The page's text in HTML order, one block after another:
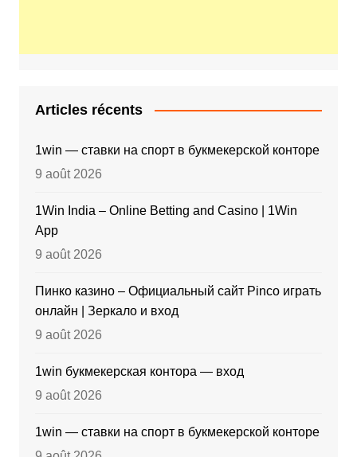
Articles récents
1win — ставки на спорт в букмекерской конторе
9 août 2026
1Win India – Online Betting and Casino | 1Win
App
9 août 2026
Пинко казино – Официальный сайт Pinco играть
онлайн | Зеркало и вход
9 août 2026
1win букмекерская контора — вход
9 août 2026
1win — ставки на спорт в букмекерской конторе